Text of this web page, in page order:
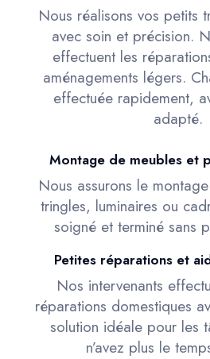
Nous réalisons vos petits
avec soin et précision.
effectuent les
aménagements légers.
effectuée rapidement,
adapté.
Montage de meubles et
Nous assurons le
tringles, luminaires ou
soigné et terminé sans
Petites réparations et
Nos intervenants
réparations domestiques
solution idéale pour les
n’avez plus le